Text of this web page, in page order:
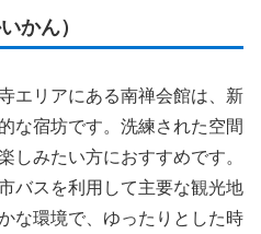
かん）
エリアにある南禅会館は、新
な宿坊です。洗練された空間
しみたい方におすすめです。
バスを利用して主要な観光地
な環境で、ゆったりとした時